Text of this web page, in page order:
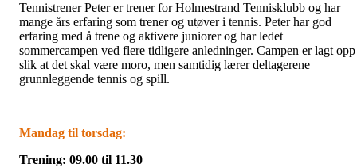
Tennistrener Peter er trener for Holmestrand Tennisklubb og har
mange års erfaring som trener og utøver i tennis. Peter har god
erfaring med å trene og aktivere juniorer og har ledet
sommercampen ved flere tidligere anledninger. Campen er lagt opp
slik at det skal være moro, men samtidig lærer deltagerene
grunnleggende tennis og spill.
Mandag til torsdag:
Trening: 09.00 til 11.30